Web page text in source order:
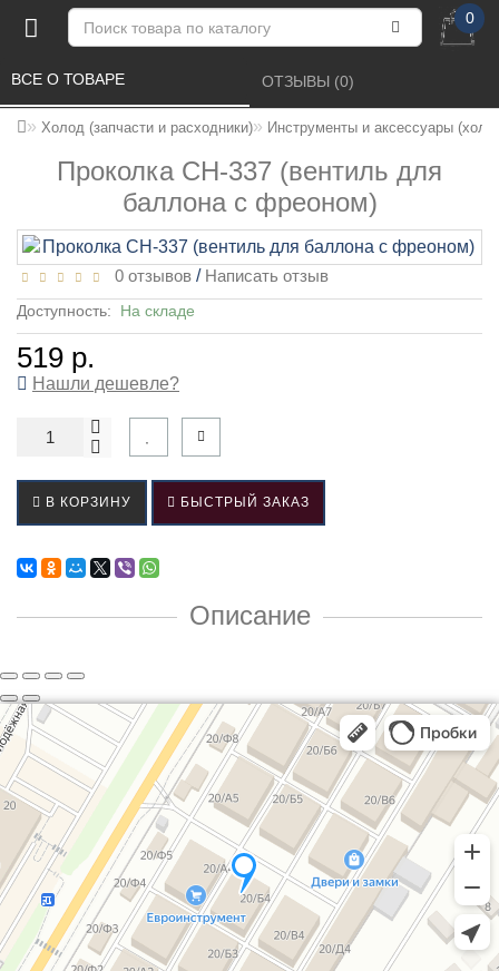
0
Холод (запчасти и расходники) Инструменты и аксессуары
Проколка CH-337 (вентиль для
баллона с фреоном)
ВСЕ О ТОВАРЕ ОТЗЫВЫ (0)
0 отзывов / Написать отзыв
Доступность: На складе
519 р.
Нашли дешевле?
В КОРЗИНУ БЫСТРЫЙ ЗАКАЗ
Описание